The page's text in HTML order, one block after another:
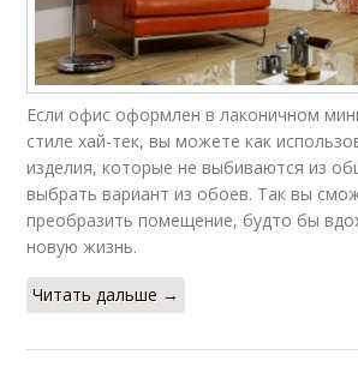
Если офис оформлен в лаконичном
стиле хай-тек, вы можете как
изделия, которые не выбиваются из
выбрать вариант из обоев. Так вы
преобразить помещение, будто бы
новую жизнь.
Читать дальше →